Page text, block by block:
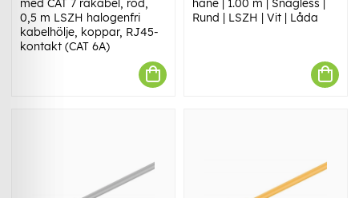
med CAT 7 råkabel, röd,
0,5 m LSZH halogenfri
kabelhölje, koppar, RJ45-
kontakt (CAT 6A)
hane | 1.00 m | Snagless |
Rund | LSZH | Vit | Låda